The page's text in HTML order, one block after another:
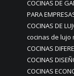
COCINAS DE
PARA
COCINAS DE
cocinas de lujo
COCINAS
COCINAS
COCINAS